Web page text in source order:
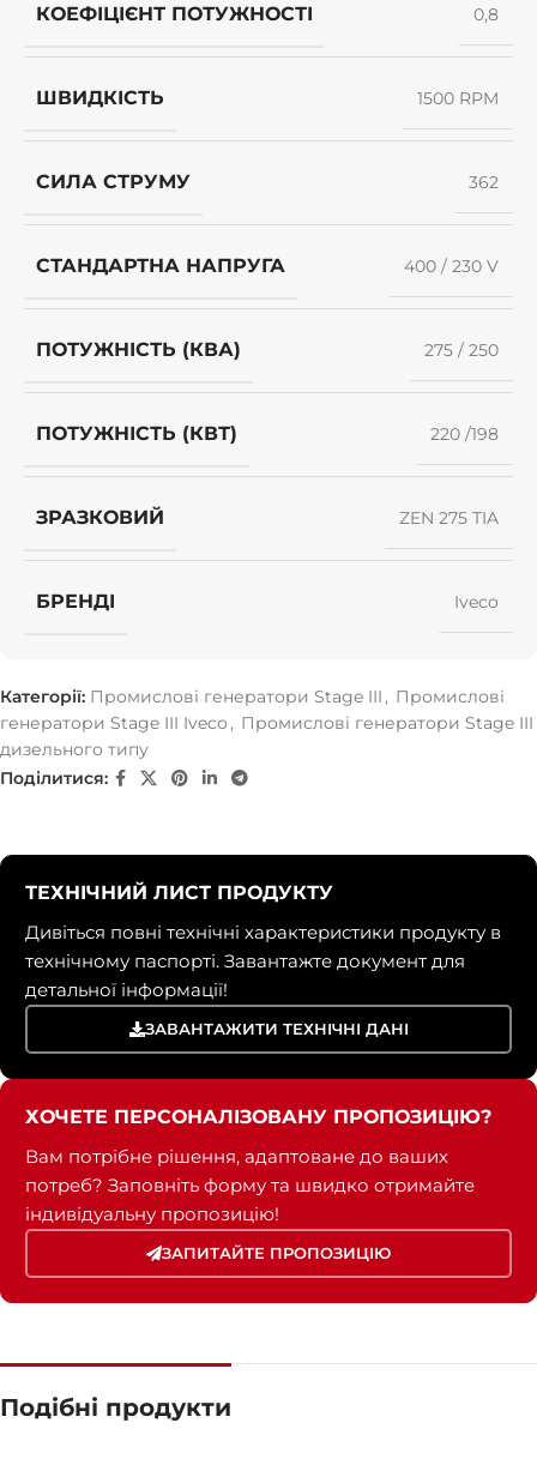
КОЕФІЦІЄНТ ПОТУЖНОСТІ 0,8
ШВИДКІСТЬ 1500 RPM
СИЛА СТРУМУ 362
СТАНДАРТНА НАПРУГА 400 / 230 V
ПОТУЖНІСТЬ (КВА) 275 / 250
ПОТУЖНІСТЬ (КВТ) 220 /198
ЗРАЗКОВИЙ ZEN 275 TIA
БРЕНДІ Iveco
Категорії: Промислові генератори Stage III , Промислові
генератори Stage III Iveco , Промислові генератори Stage III
дизельного типу
Поділитися:
ТЕХНІЧНИЙ ЛИСТ ПРОДУКТУ
Дивіться повні технічні характеристики продукту в
технічному паспорті. Завантажте документ для
детальної інформації!
ЗАВАНТАЖИТИ ТЕХНІЧНІ ДАНІ
ХОЧЕТЕ ПЕРСОНАЛІЗОВАНУ ПРОПОЗИЦІЮ?
Вам потрібне рішення, адаптоване до ваших
потреб? Заповніть форму та швидко отримайте
індивідуальну пропозицію!
ЗАПИТАЙТЕ ПРОПОЗИЦІЮ
Подібні продукти